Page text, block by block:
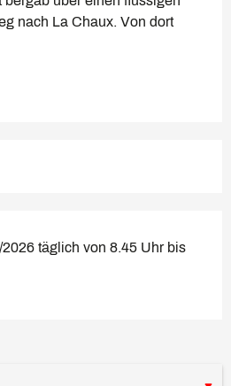
nach La Chaux. Von dort
täglich von 8.45 Uhr bis